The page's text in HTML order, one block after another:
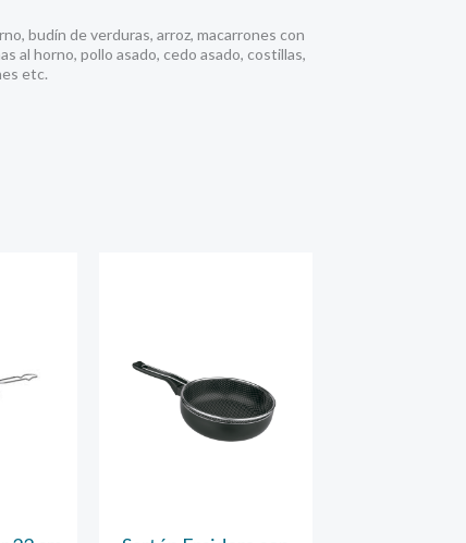
budín de verduras, arroz, macarrones con
al horno, pollo asado, cedo asado, costillas,
etc.